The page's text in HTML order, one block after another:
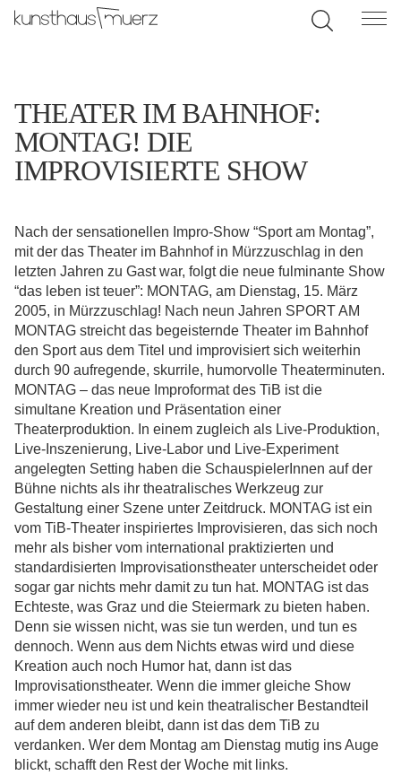
THEATER IM BAHNHOF:
MONTAG! DIE
IMPROVISIERTE SHOW
Nach der sensationellen Impro-Show “Sport am Montag”,
mit der das Theater im Bahnhof in Mürzzuschlag in den
letzten Jahren zu Gast war, folgt die neue fulminante Show
“das leben ist teuer”: MONTAG, am Dienstag, 15. März
2005, in Mürzzuschlag! Nach neun Jahren SPORT AM
MONTAG streicht das begeisternde Theater im Bahnhof
den Sport aus dem Titel und improvisiert sich weiterhin
durch 90 aufregende, skurrile, humorvolle Theaterminuten.
MONTAG – das neue Improformat des TiB ist die
simultane Kreation und Präsentation einer
Theaterproduktion. In einem zugleich als Live-Produktion,
Live-Inszenierung, Live-Labor und Live-Experiment
angelegten Setting haben die SchauspielerInnen auf der
Bühne nichts als ihr theatralisches Werkzeug zur
Gestaltung einer Szene unter Zeitdruck. MONTAG ist ein
vom TiB-Theater inspiriertes Improvisieren, das sich noch
mehr als bisher vom international praktizierten und
standardisierten Improvisationstheater unterscheidet oder
sogar gar nichts mehr damit zu tun hat. MONTAG ist das
Echteste, was Graz und die Steiermark zu bieten haben.
Denn sie wissen nicht, was sie tun werden, und tun es
dennoch. Wenn aus dem Nichts etwas wird und diese
Kreation auch noch Humor hat, dann ist das
Improvisationstheater. Wenn die immer gleiche Show
immer wieder neu ist und kein theatralischer Bestandteil
auf dem anderen bleibt, dann ist das dem TiB zu
verdanken. Wer dem Montag am Dienstag mutig ins Auge
blickt, schafft den Rest der Woche mit links.